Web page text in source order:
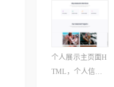
个人展示主页面H
TML，个人信息